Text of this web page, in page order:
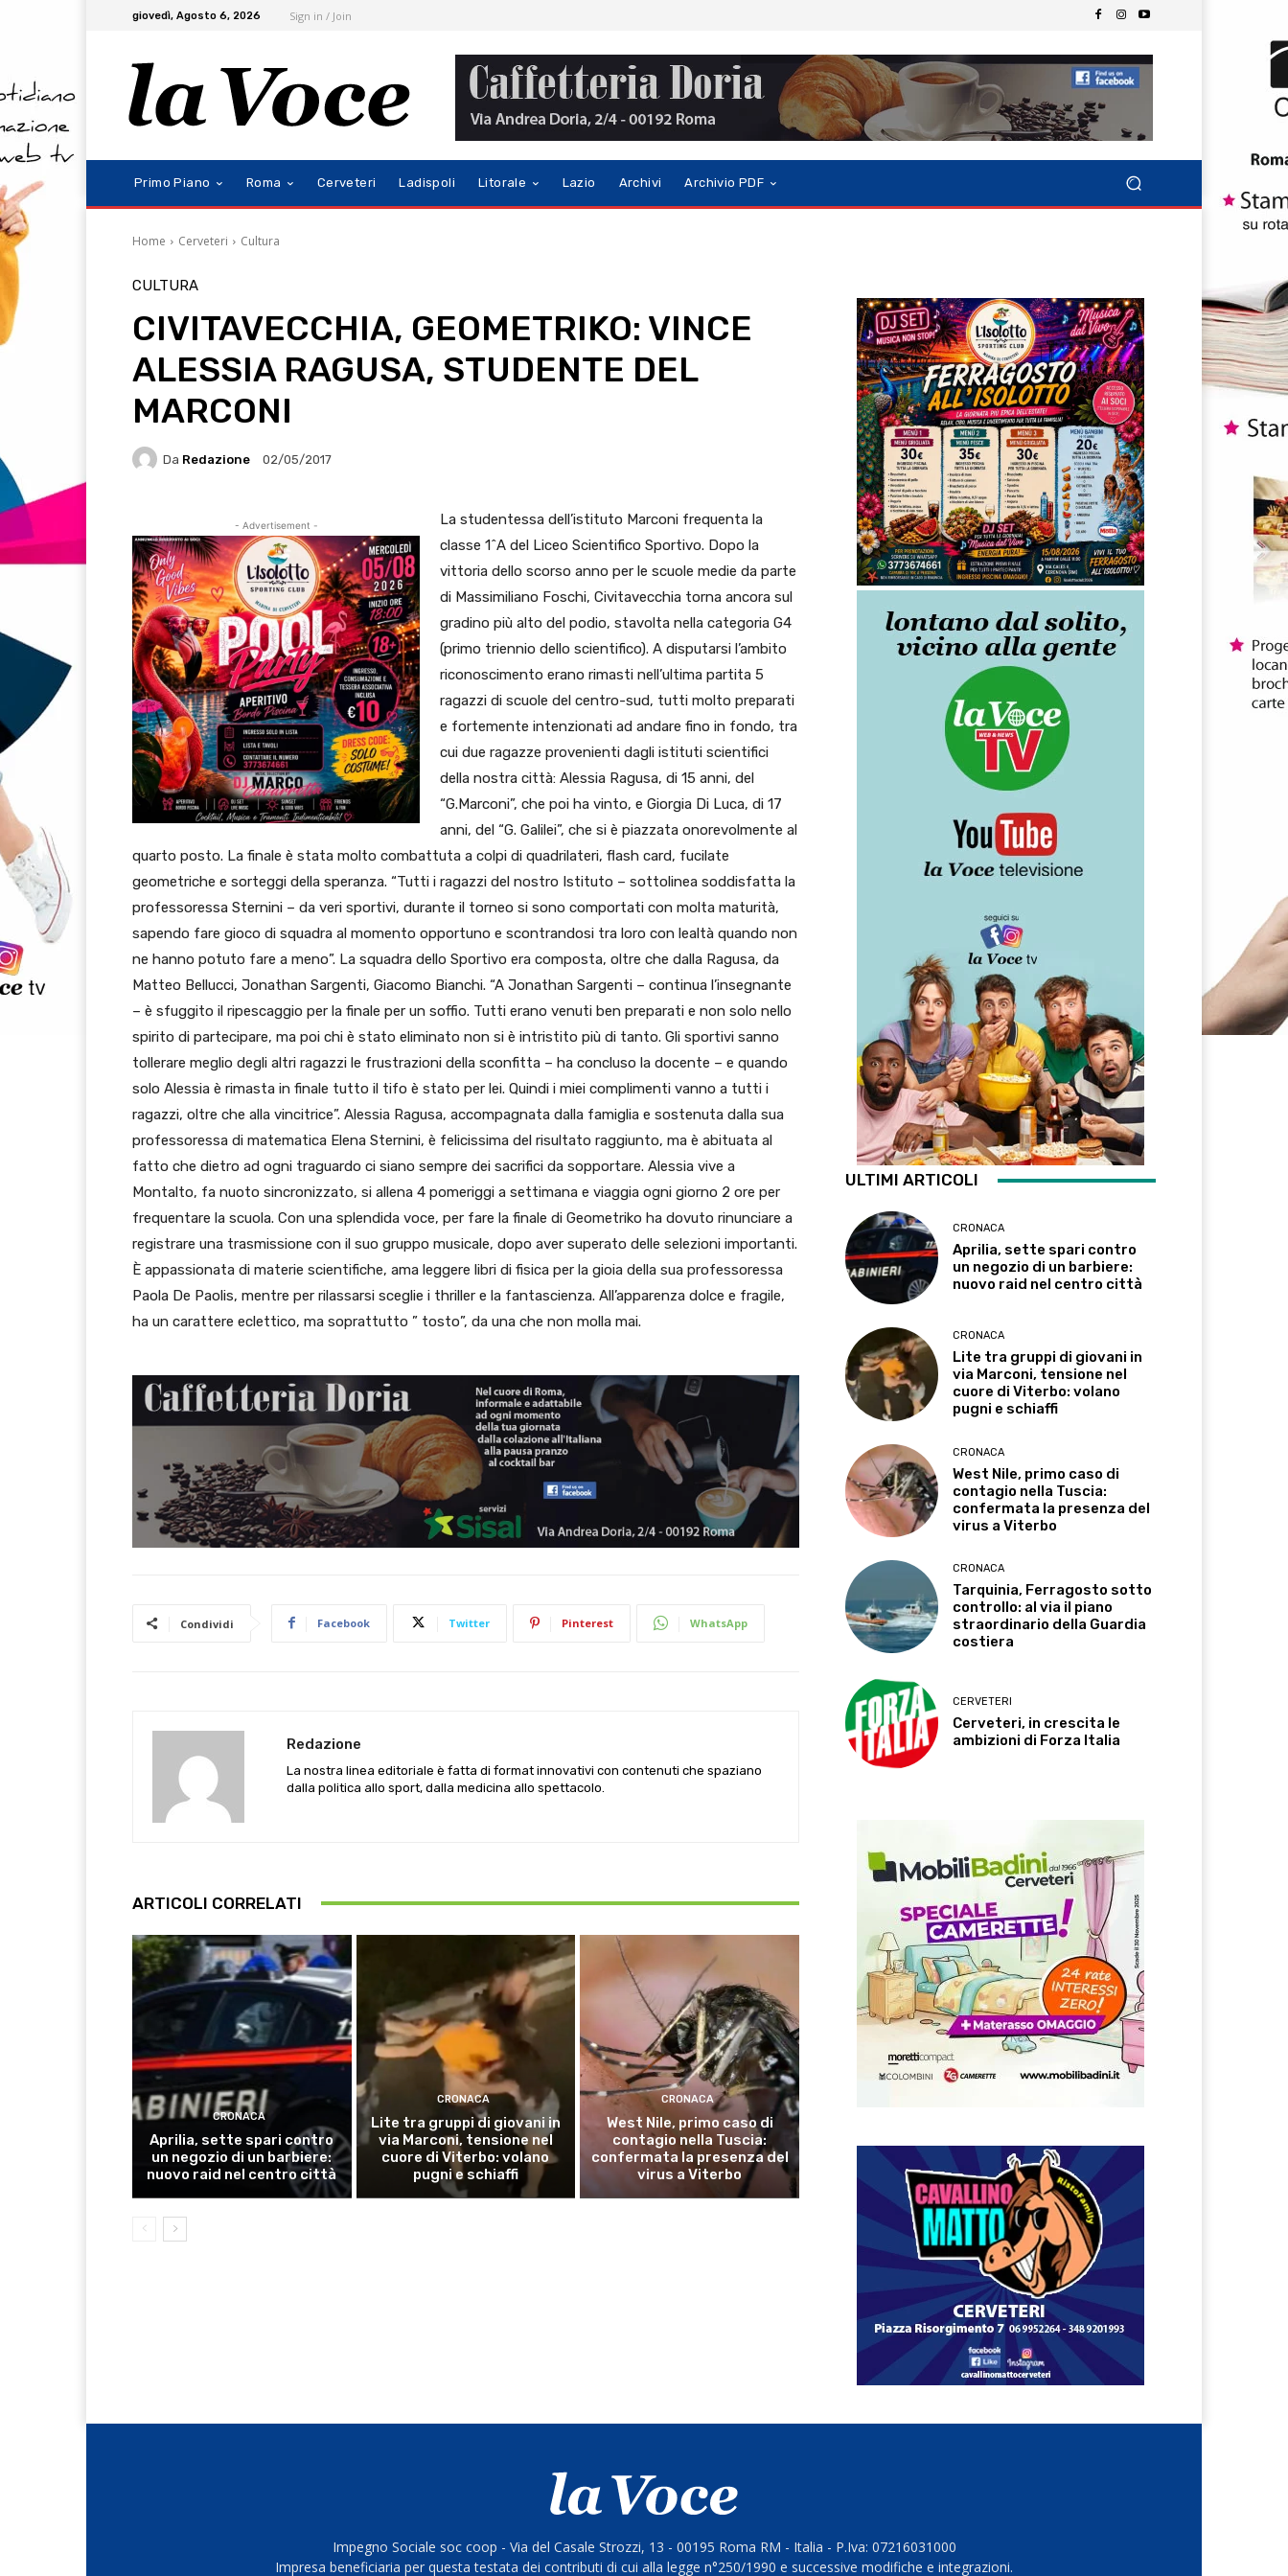
giovedì, Agosto 6, 2026 Sign in / Join
Primo Piano Roma Cerveteri Ladispoli Litorale Lazio Archivi Archivio PDF
Home Cerveteri Cultura
CULTURA
CIVITAVECCHIA, GEOMETRIKO: VINCE
ALESSIA RAGUSA, STUDENTE DEL
MARCONI
Da Redazione 02/05/2017
- Advertisement -
La studentessa dell’istituto Marconi frequenta la
classe 1^A del Liceo Scientifico Sportivo. Dopo la
vittoria dello scorso anno per le scuole medie da parte
di Massimiliano Foschi, Civitavecchia torna ancora sul
gradino più alto del podio, stavolta nella categoria G4
(primo triennio dello scientifico). A disputarsi l’ambito
riconoscimento erano rimasti nell’ultima partita 5
ragazzi di scuole del centro-sud, tutti molto preparati
e fortemente intenzionati ad andare fino in fondo, tra
cui due ragazze provenienti dagli istituti scientifici
della nostra città: Alessia Ragusa, di 15 anni, del
“G.Marconi”, che poi ha vinto, e Giorgia Di Luca, di 17
anni, del “G. Galilei”, che si è piazzata onorevolmente al
quarto posto. La finale è stata molto combattuta a colpi di quadrilateri, flash card, fucilate
geometriche e sorteggi della speranza. “Tutti i ragazzi del nostro Istituto – sottolinea soddisfatta la
professoressa Sternini – da veri sportivi, durante il torneo si sono comportati con molta maturità,
sapendo fare gioco di squadra al momento opportuno e scontrandosi tra loro con lealtà quando non
ne hanno potuto fare a meno”. La squadra dello Sportivo era composta, oltre che dalla Ragusa, da
Matteo Bellucci, Jonathan Sargenti, Giacomo Bianchi. “A Jonathan Sargenti – continua l’insegnante
– è sfuggito il ripescaggio per la finale per un soffio. Tutti erano venuti ben preparati e non solo nello
spirito di partecipare, ma poi chi è stato eliminato non si è intristito più di tanto. Gli sportivi sanno
tollerare meglio degli altri ragazzi le frustrazioni della sconfitta – ha concluso la docente – e quando
solo Alessia è rimasta in finale tutto il tifo è stato per lei. Quindi i miei complimenti vanno a tutti i
ragazzi, oltre che alla vincitrice”. Alessia Ragusa, accompagnata dalla famiglia e sostenuta dalla sua
professoressa di matematica Elena Sternini, è felicissima del risultato raggiunto, ma è abituata al
fatto che dietro ad ogni traguardo ci siano sempre dei sacrifici da sopportare. Alessia vive a
Montalto, fa nuoto sincronizzato, si allena 4 pomeriggi a settimana e viaggia ogni giorno 2 ore per
frequentare la scuola. Con una splendida voce, per fare la finale di Geometriko ha dovuto rinunciare a
registrare una trasmissione con il suo gruppo musicale, dopo aver superato delle selezioni importanti.
È appassionata di materie scientifiche, ama leggere libri di fisica per la gioia della sua professoressa
Paola De Paolis, mentre per rilassarsi sceglie i thriller e la fantascienza. All’apparenza dolce e fragile,
ha un carattere eclettico, ma soprattutto ” tosto”, da una che non molla mai.
Condividi Facebook Twitter Pinterest WhatsApp
Redazione
La nostra linea editoriale è fatta di format innovativi con contenuti che spaziano
dalla politica allo sport, dalla medicina allo spettacolo.
ARTICOLI CORRELATI
CRONACA
Aprilia, sette spari contro
un negozio di un barbiere:
nuovo raid nel centro città
CRONACA
Lite tra gruppi di giovani in
via Marconi, tensione nel
cuore di Viterbo: volano
pugni e schiaffi
CRONACA
West Nile, primo caso di
contagio nella Tuscia:
confermata la presenza del
virus a Viterbo
ULTIMI ARTICOLI
CRONACA
Aprilia, sette spari contro
un negozio di un barbiere:
nuovo raid nel centro città
CRONACA
Lite tra gruppi di giovani in
via Marconi, tensione nel
cuore di Viterbo: volano
pugni e schiaffi
CRONACA
West Nile, primo caso di
contagio nella Tuscia:
confermata la presenza del
virus a Viterbo
CRONACA
Tarquinia, Ferragosto sotto
controllo: al via il piano
straordinario della Guardia
costiera
CERVETERI
Cerveteri, in crescita le
ambizioni di Forza Italia
Impegno Sociale soc coop - Via del Casale Strozzi, 13 - 00195 Roma RM - Italia - P.Iva: 07216031000
Impresa beneficiaria per questa testata dei contributi di cui alla legge n°250/1990 e successive modifiche e integrazioni.